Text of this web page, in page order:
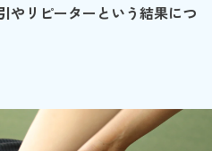
やリピーターという結果につ